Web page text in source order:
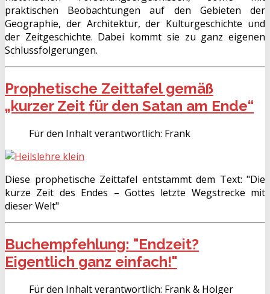
praktischen Beobachtungen auf den Gebieten der
Geographie, der Architektur, der Kulturgeschichte und
der Zeitgeschichte. Dabei kommt sie zu ganz eigenen
Schlussfolgerungen.
Prophetische Zeittafel gemäß
„kurzer Zeit für den Satan am Ende“
Für den Inhalt verantwortlich: Frank
Diese prophetische Zeittafel entstammt dem Text: "Die
kurze Zeit des Endes – Gottes letzte Wegstrecke mit
dieser Welt"
Buchempfehlung: "Endzeit?
Eigentlich ganz einfach!"
Für den Inhalt verantwortlich: Frank & Holger